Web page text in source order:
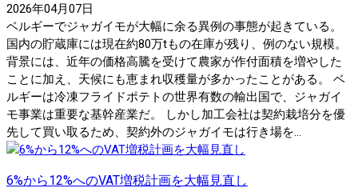
2026年04月07日
ベルギーでジャガイモが大幅に余る異例の事態が起きている。
国内の貯蔵庫には現在約80万tもの在庫が残り、例のない規模。
背景には、近年の価格高騰を受けて農家が作付面積を増やした
ことに加え、天候にも恵まれ収穫量が多かったことがある。 ベ
ルギーは冷凍フライドポテトの世界有数の輸出国で、ジャガイ
モ事業は重要な基幹産業だ。 しかし加工会社は契約栽培分を優
先して買い取るため、契約外のジャガイモは行き場を...
6%から12%へのVAT増税計画を大幅見直し